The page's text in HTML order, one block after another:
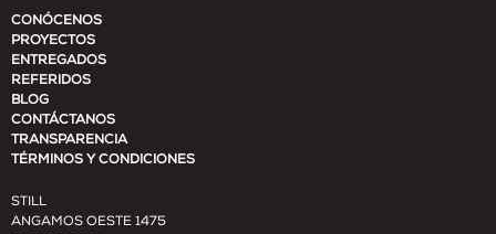
CONÓCENOS
PROYECTOS
ENTREGADOS
REFERIDOS
BLOG
CONTÁCTANOS
TRANSPARENCIA
TÉRMINOS Y CONDICIONES
STILL
ANGAMOS OESTE 1475